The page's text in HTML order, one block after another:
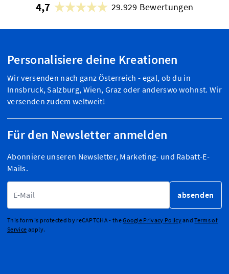
4,7 29.929 Bewertungen
Personalisiere deine Kreationen
Wir versenden nach ganz Österreich - egal, ob du in
Innsbruck, Salzburg, Wien, Graz oder anderswo wohnst. Wir
versenden zudem weltweit!
Für den Newsletter anmelden
Abonniere unseren Newsletter, Marketing- und Rabatt-E-
Mails.
absenden
This form is protected by reCAPTCHA - theGoogle Privacy PolicyandTerms of
Service apply.